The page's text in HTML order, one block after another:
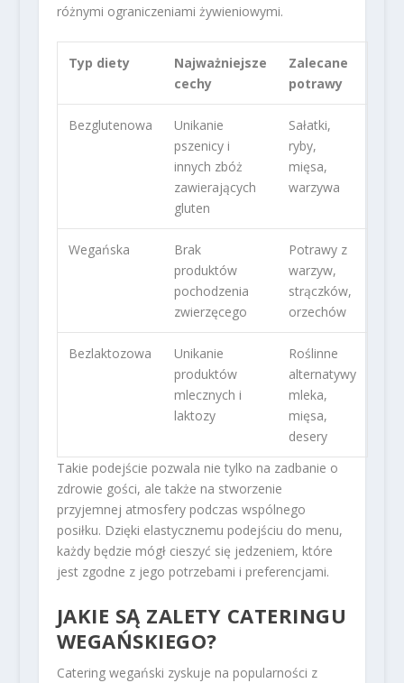
różnymi ograniczeniami żywieniowymi.
Typ diety
Najważniejsze
cechy
Zalecane
potrawy
Bezglutenowa
Unikanie
pszenicy i
innych zbóż
zawierających
gluten
Sałatki,
ryby,
mięsa,
warzywa
Wegańska
Brak
produktów
pochodzenia
zwierzęcego
Potrawy z
warzyw,
strączków,
orzechów
Bezlaktozowa
Unikanie
produktów
mlecznych i
laktozy
Roślinne
alternatywy
mleka,
mięsa,
desery
Takie podejście pozwala nie tylko na zadbanie o
zdrowie gości, ale także na stworzenie
przyjemnej atmosfery podczas wspólnego
posiłku. Dzięki elastycznemu podejściu do menu,
każdy będzie mógł cieszyć się jedzeniem, które
jest zgodne z jego potrzebami i preferencjami.
JAKIE SĄ ZALETY CATERINGU
WEGAŃSKIEGO?
Catering wegański zyskuje na popularności z